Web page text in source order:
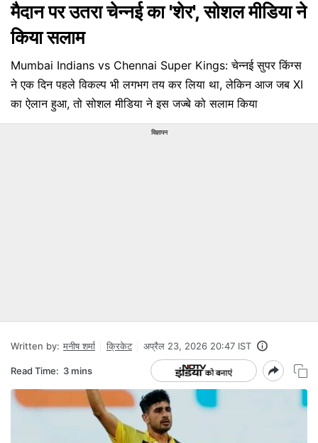
मैदान पर उतरा चेन्नई का 'शेर', सोशल मीडिया ने
किया सलाम
Mumbai Indians vs Chennai Super Kings: चेन्नई सुपर किंग्स
ने एक दिन पहले विकल्प भी लगभग तय कर लिया था, लेकिन आज जब XI
का ऐलान हुआ, तो सोशल मीडिया ने इस जज्बे को सलाम किया
विज्ञापन
Written by: मनीष शर्मा क्रिकेट अप्रैल 23, 2026 20:47 IST
Read Time: 3 mins